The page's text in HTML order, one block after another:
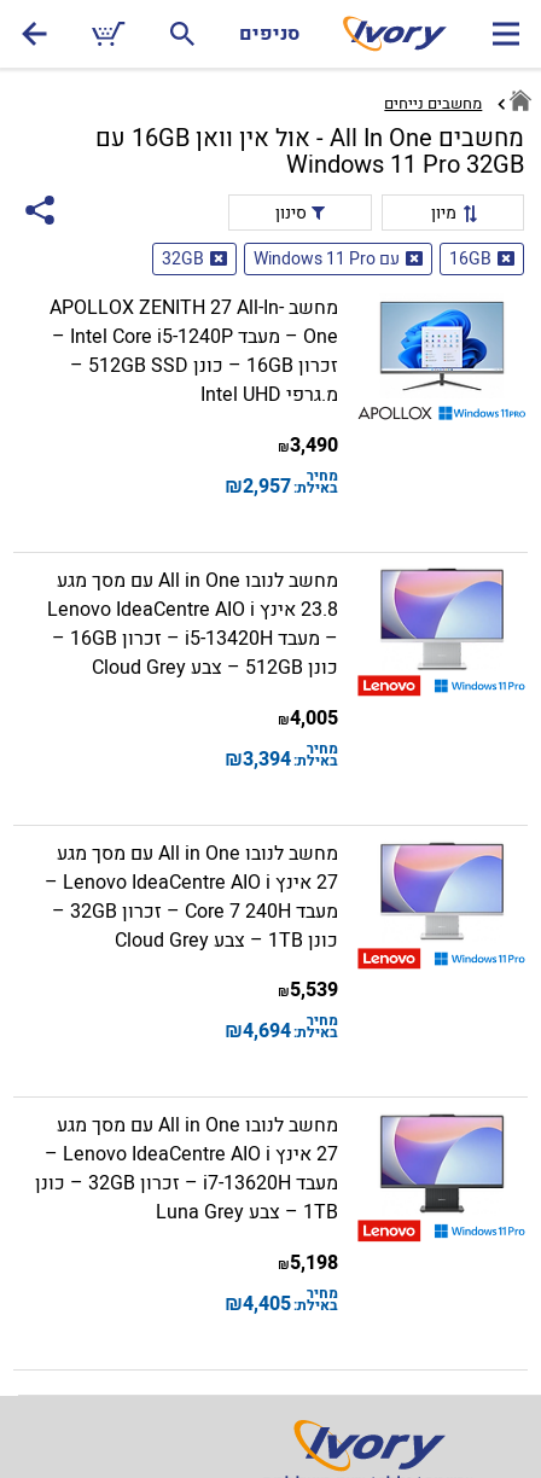
סניפים
מחשבים נייחים
מחשבים All In One - אול אין וואן 16GB עם
Windows 11 Pro 32GB
מיון
סינון
16GB
עם Windows 11 Pro 32GB
מחשב APOLLOX ZENITH 27 All-In-
One – מעבד Intel Core i5-1240P –
זכרון 16GB – כונן 512GB SSD –
מ.גרפי Intel UHD
3,490
₪
מחיר
באילת:2,957
₪
מחשב לנובו All in One עם מסך מגע
23.8 אינץ Lenovo IdeaCentre AIO i
– מעבד i5-13420H – זכרון 16GB –
כונן 512GB – צבע Cloud Grey
4,005
₪
מחיר
באילת:3,394
₪
מחשב לנובו All in One עם מסך מגע
27 אינץ Lenovo IdeaCentre AIO i –
מעבד Core 7 240H – זכרון 32GB –
כונן 1TB – צבע Cloud Grey
5,539
₪
מחיר
באילת:4,694
₪
מחשב לנובו All in One עם מסך מגע
27 אינץ Lenovo IdeaCentre AIO i –
מעבד i7-13620H – זכרון 32GB – כונן
1TB – צבע Luna Grey
5,198
₪
מחיר
באילת:4,405
₪